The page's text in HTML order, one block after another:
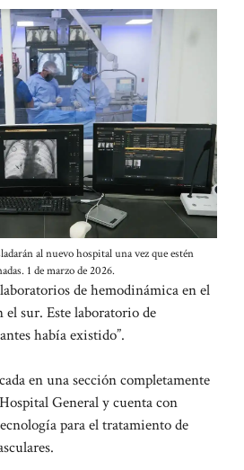
al nuevo hospital una vez que estén
1 de marzo de 2026.
de hemodinámica en el
sur. Este laboratorio de
había existido”.
en una sección completamente
General y cuenta con
para el tratamiento de